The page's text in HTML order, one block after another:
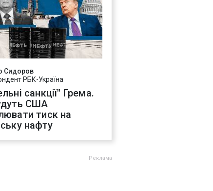
Сидоров
РБК-Україна
санкції" Грема.
США
тиск на
нафту